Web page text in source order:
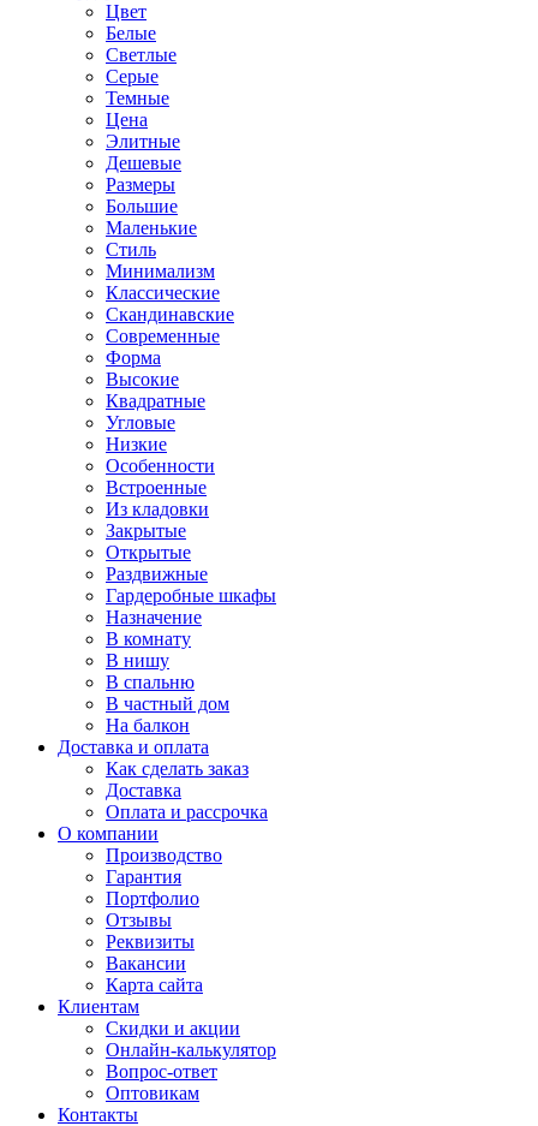
Цвет
Белые
Светлые
Серые
Темные
Цена
Элитные
Дешевые
Размеры
Большие
Маленькие
Стиль
Минимализм
Классические
Скандинавские
Современные
Форма
Высокие
Квадратные
Угловые
Низкие
Особенности
Встроенные
Из кладовки
Закрытые
Открытые
Раздвижные
Гардеробные шкафы
Назначение
В комнату
В нишу
В спальню
В частный дом
На балкон
Доставка и оплата
Как сделать заказ
Доставка
Оплата и рассрочка
О компании
Производство
Гарантия
Портфолио
Отзывы
Реквизиты
Вакансии
Карта сайта
Клиентам
Скидки и акции
Онлайн-калькулятор
Вопрос-ответ
Оптовикам
Контакты